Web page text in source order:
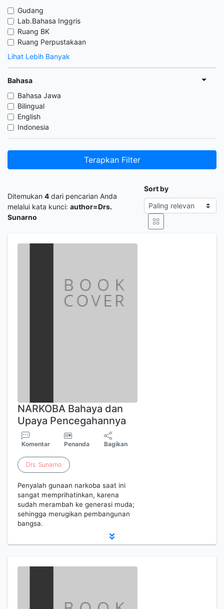
Gudang
Lab.Bahasa Inggris
Ruang BK
Ruang Perpustakaan
Lihat Lebih Banyak
Bahasa
Bahasa Jawa
Bilingual
English
Indonesia
Terapkan Filter
Ditemukan 4 dari pencarian Anda
melalui kata kunci: author=Drs.
Sunarno
Sort by
NARKOBA Bahaya dan
Upaya Pencegahannya
Komentar Penanda Bagikan
Drs. Sunarno
Penyalah gunaan narkoba saat ini
sangat memprihatinkan, karena
sudah merambah ke generasi muda;
sehingga merugikan pembangunan
bangsa.